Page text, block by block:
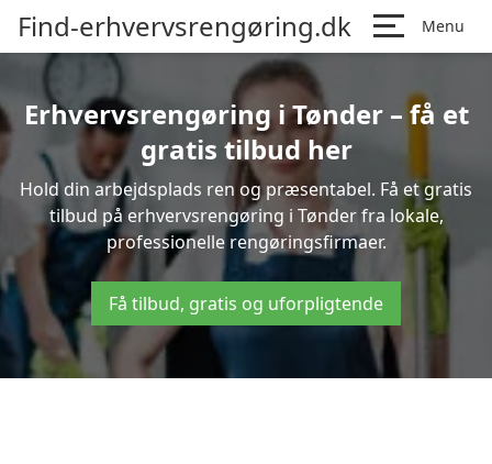
Find-erhvervsrengøring.dk Menu
Erhvervsrengøring i Tønder – få et
gratis tilbud her
Hold din arbejdsplads ren og præsentabel. Få et gratis
tilbud på erhvervsrengøring i Tønder fra lokale,
professionelle rengøringsfirmaer.
Få tilbud, gratis og uforpligtende